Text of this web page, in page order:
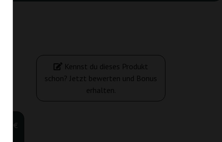
€
Kennst du dieses Produkt
schon? Jetzt bewerten und Bonus
erhalten.